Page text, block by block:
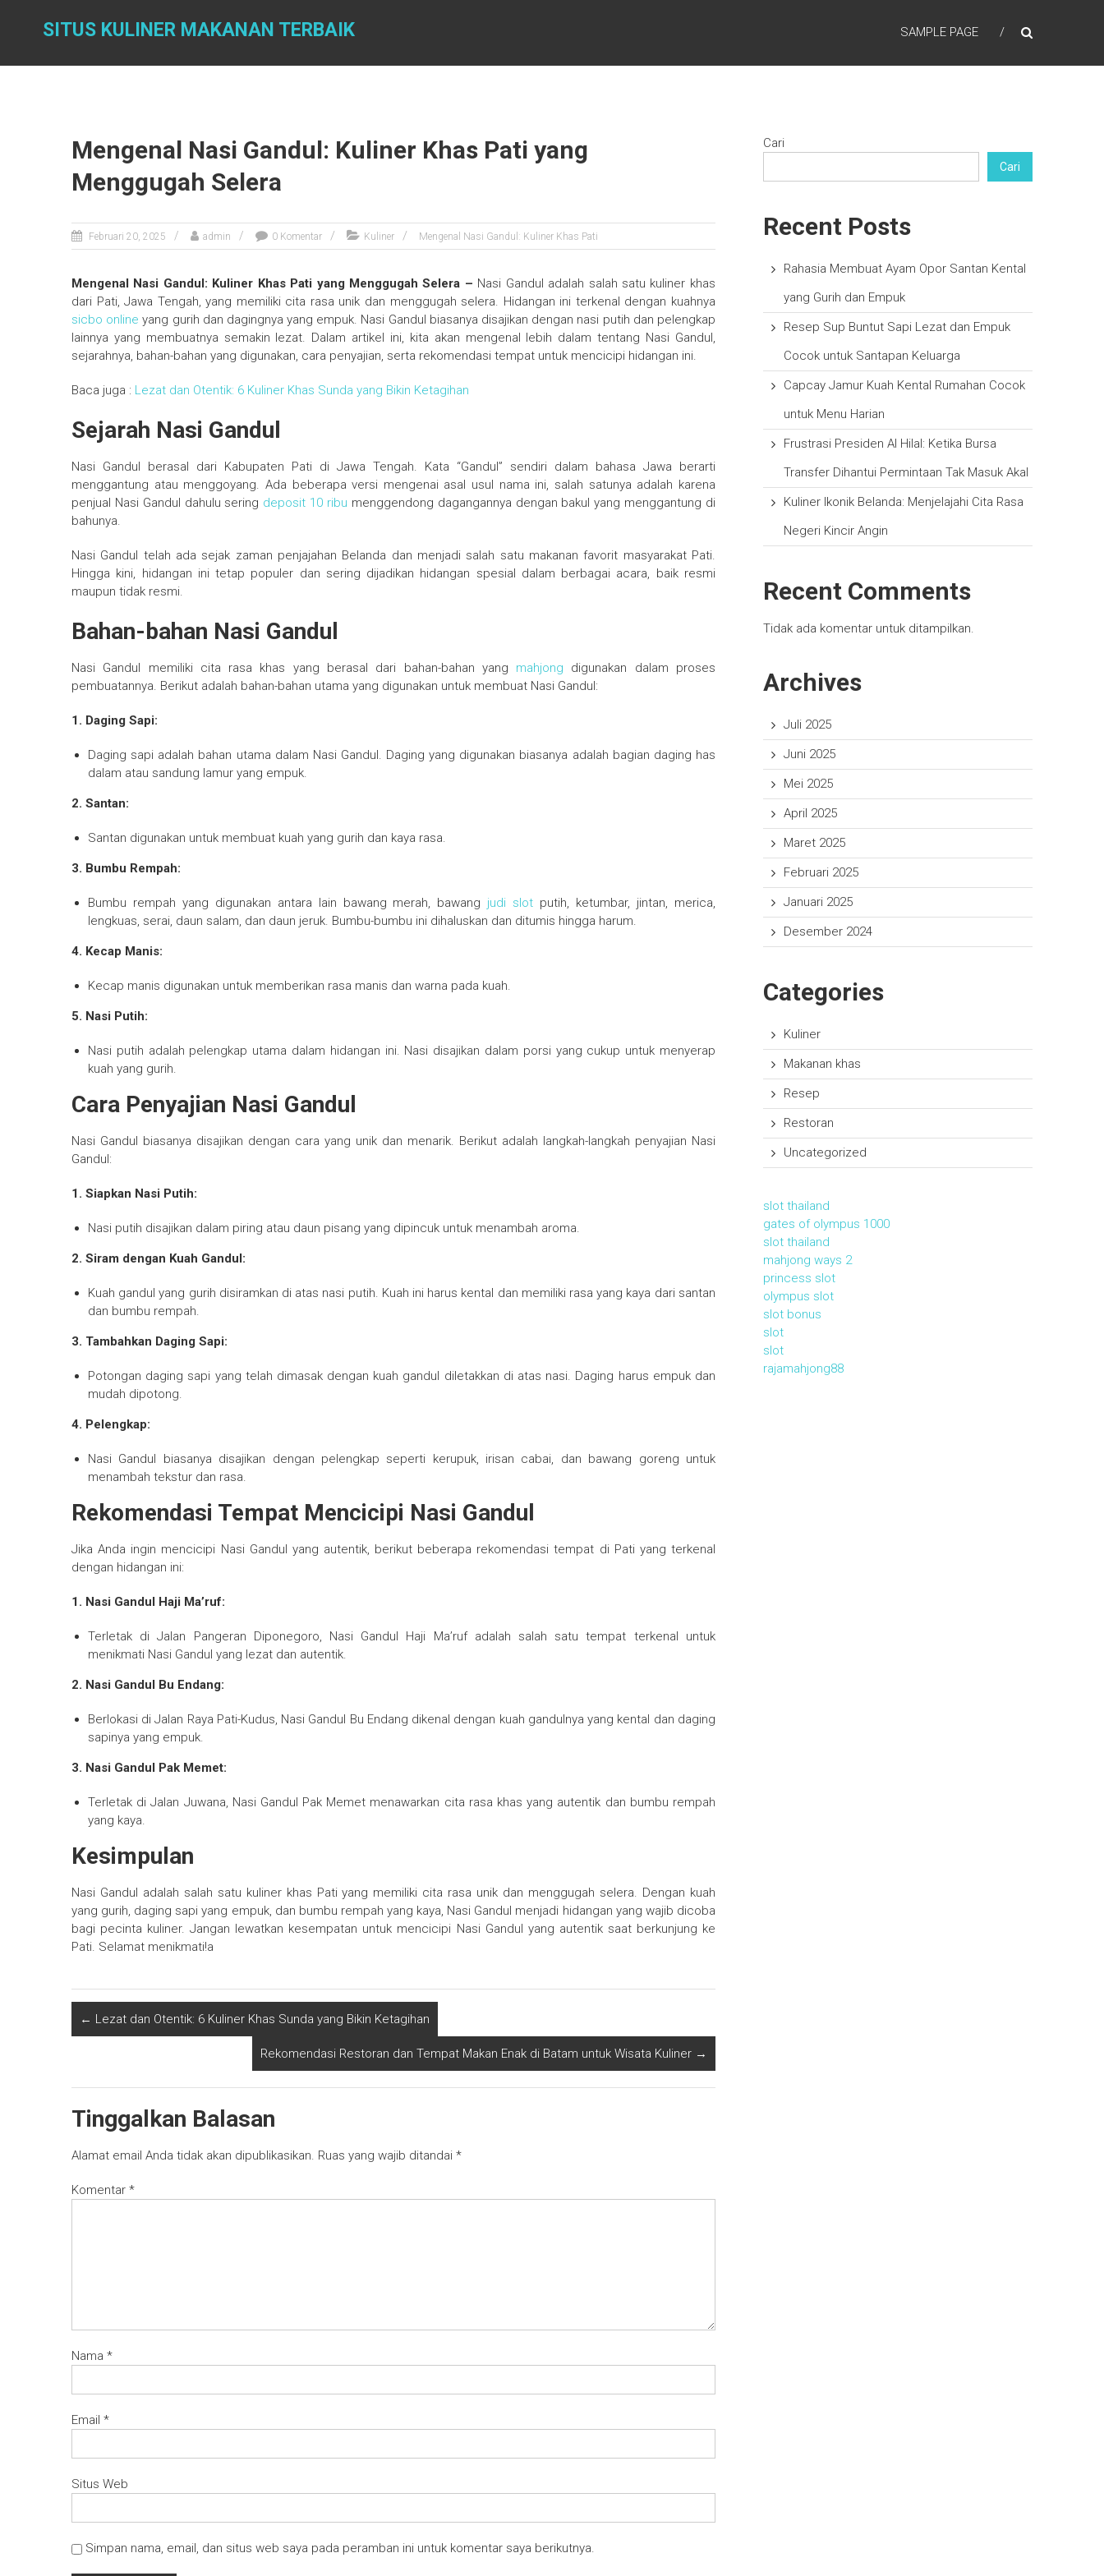
SITUS KULINER MAKANAN TERBAIK SAMPLE PAGE
Mengenal Nasi Gandul: Kuliner Khas Pati yang
Menggugah Selera
Februari 20, 2025 admin 0 Komentar Kuliner Mengenal Nasi Gandul: Kuliner Khas Pati
Mengenal Nasi Gandul: Kuliner Khas Pati yang Menggugah Selera – Nasi Gandul adalah salah satu kuliner khas
dari Pati, Jawa Tengah, yang memiliki cita rasa unik dan menggugah selera. Hidangan ini terkenal dengan kuahnya
sicbo online yang gurih dan dagingnya yang empuk. Nasi Gandul biasanya disajikan dengan nasi putih dan pelengkap
lainnya yang membuatnya semakin lezat. Dalam artikel ini, kita akan mengenal lebih dalam tentang Nasi Gandul,
sejarahnya, bahan-bahan yang digunakan, cara penyajian, serta rekomendasi tempat untuk mencicipi hidangan ini.
Baca juga : Lezat dan Otentik: 6 Kuliner Khas Sunda yang Bikin Ketagihan
Sejarah Nasi Gandul
Nasi Gandul berasal dari Kabupaten Pati di Jawa Tengah. Kata “Gandul” sendiri dalam bahasa Jawa berarti
menggantung atau menggoyang. Ada beberapa versi mengenai asal usul nama ini, salah satunya adalah karena
penjual Nasi Gandul dahulu sering deposit 10 ribu menggendong dagangannya dengan bakul yang menggantung di
bahunya.
Nasi Gandul telah ada sejak zaman penjajahan Belanda dan menjadi salah satu makanan favorit masyarakat Pati.
Hingga kini, hidangan ini tetap populer dan sering dijadikan hidangan spesial dalam berbagai acara, baik resmi
maupun tidak resmi.
Bahan-bahan Nasi Gandul
Nasi Gandul memiliki cita rasa khas yang berasal dari bahan-bahan yang mahjong digunakan dalam proses
pembuatannya. Berikut adalah bahan-bahan utama yang digunakan untuk membuat Nasi Gandul:
1. Daging Sapi:
Daging sapi adalah bahan utama dalam Nasi Gandul. Daging yang digunakan biasanya adalah bagian daging has
dalam atau sandung lamur yang empuk.
2. Santan:
Santan digunakan untuk membuat kuah yang gurih dan kaya rasa.
3. Bumbu Rempah:
Bumbu rempah yang digunakan antara lain bawang merah, bawang judi slot putih, ketumbar, jintan, merica,
lengkuas, serai, daun salam, dan daun jeruk. Bumbu-bumbu ini dihaluskan dan ditumis hingga harum.
4. Kecap Manis:
Kecap manis digunakan untuk memberikan rasa manis dan warna pada kuah.
5. Nasi Putih:
Nasi putih adalah pelengkap utama dalam hidangan ini. Nasi disajikan dalam porsi yang cukup untuk menyerap
kuah yang gurih.
Cara Penyajian Nasi Gandul
Nasi Gandul biasanya disajikan dengan cara yang unik dan menarik. Berikut adalah langkah-langkah penyajian Nasi
Gandul:
1. Siapkan Nasi Putih:
Nasi putih disajikan dalam piring atau daun pisang yang dipincuk untuk menambah aroma.
2. Siram dengan Kuah Gandul:
Kuah gandul yang gurih disiramkan di atas nasi putih. Kuah ini harus kental dan memiliki rasa yang kaya dari santan
dan bumbu rempah.
3. Tambahkan Daging Sapi:
Potongan daging sapi yang telah dimasak dengan kuah gandul diletakkan di atas nasi. Daging harus empuk dan
mudah dipotong.
4. Pelengkap:
Nasi Gandul biasanya disajikan dengan pelengkap seperti kerupuk, irisan cabai, dan bawang goreng untuk
menambah tekstur dan rasa.
Rekomendasi Tempat Mencicipi Nasi Gandul
Jika Anda ingin mencicipi Nasi Gandul yang autentik, berikut beberapa rekomendasi tempat di Pati yang terkenal
dengan hidangan ini:
1. Nasi Gandul Haji Ma’ruf:
Terletak di Jalan Pangeran Diponegoro, Nasi Gandul Haji Ma’ruf adalah salah satu tempat terkenal untuk
menikmati Nasi Gandul yang lezat dan autentik.
2. Nasi Gandul Bu Endang:
Berlokasi di Jalan Raya Pati-Kudus, Nasi Gandul Bu Endang dikenal dengan kuah gandulnya yang kental dan daging
sapinya yang empuk.
3. Nasi Gandul Pak Memet:
Terletak di Jalan Juwana, Nasi Gandul Pak Memet menawarkan cita rasa khas yang autentik dan bumbu rempah
yang kaya.
Kesimpulan
Nasi Gandul adalah salah satu kuliner khas Pati yang memiliki cita rasa unik dan menggugah selera. Dengan kuah
yang gurih, daging sapi yang empuk, dan bumbu rempah yang kaya, Nasi Gandul menjadi hidangan yang wajib dicoba
bagi pecinta kuliner. Jangan lewatkan kesempatan untuk mencicipi Nasi Gandul yang autentik saat berkunjung ke
Pati. Selamat menikmati!a
← Lezat dan Otentik: 6 Kuliner Khas Sunda yang Bikin Ketagihan
Rekomendasi Restoran dan Tempat Makan Enak di Batam untuk Wisata Kuliner →
Tinggalkan Balasan
Alamat email Anda tidak akan dipublikasikan. Ruas yang wajib ditandai *
Komentar *
Nama *
Email *
Situs Web
Simpan nama, email, dan situs web saya pada peramban ini untuk komentar saya berikutnya.
Cari
Cari
Recent Posts
Rahasia Membuat Ayam Opor Santan Kental
yang Gurih dan Empuk
Resep Sup Buntut Sapi Lezat dan Empuk
Cocok untuk Santapan Keluarga
Capcay Jamur Kuah Kental Rumahan Cocok
untuk Menu Harian
Frustrasi Presiden Al Hilal: Ketika Bursa
Transfer Dihantui Permintaan Tak Masuk Akal
Kuliner Ikonik Belanda: Menjelajahi Cita Rasa
Negeri Kincir Angin
Recent Comments
Tidak ada komentar untuk ditampilkan.
Archives
Juli 2025
Juni 2025
Mei 2025
April 2025
Maret 2025
Februari 2025
Januari 2025
Desember 2024
Categories
Kuliner
Makanan khas
Resep
Restoran
Uncategorized
slot thailand
gates of olympus 1000
slot thailand
mahjong ways 2
princess slot
olympus slot
slot bonus
slot
slot
rajamahjong88